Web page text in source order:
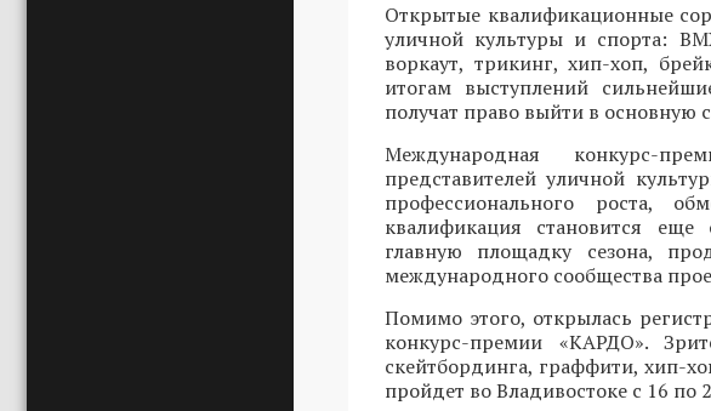
Открытые квалификационные
уличной культуры и спорта:
воркаут, трикинг, хип-хоп,
итогам выступлений
получат право выйти в основную
Международная конкурс-
представителей уличной
профессионального роста,
квалификация становится
главную площадку сезона,
международного сообщества
Помимо этого, открылась
конкурс-премии «КАРДО».
скейтбординга, граффити, хип-
пройдет во Владивостоке с 16 по